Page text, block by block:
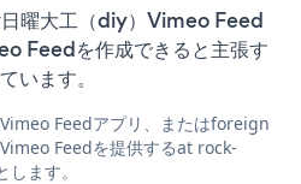
曜大工（diy）Vimeo Feed
Feedを作成できると主張す
います。
Feedアプリ、またはforeign
Feedを提供するat rock-
ます。